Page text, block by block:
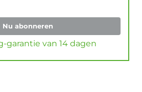
Nu abonneren
garantie van 14 dagen